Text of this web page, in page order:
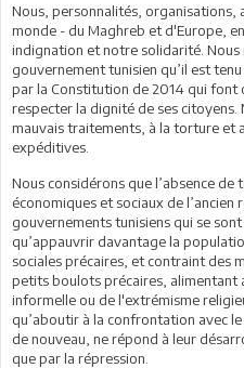
Nous, personnalités, organisations,
monde - du Maghreb et d'Europe,
indignation et notre solidarité. Nous
gouvernement tunisien qu’il est
par la Constitution de 2014 qui font
respecter la dignité de ses citoyens.
mauvais traitements, à la torture et
expéditives.
Nous considérons que l’absence de
économiques et sociaux de l’ancien
gouvernements tunisiens qui se
qu’appauvrir davantage la
sociales précaires, et contraint des
petits boulots précaires, alimentant
informelle ou de l'extrémisme
qu’aboutir à la confrontation avec
de nouveau, ne répond à leur
que par la répression.